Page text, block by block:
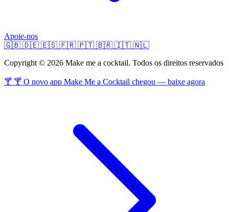
Apoie-nos
🇬🇧 🇩🇪 🇪🇸 🇫🇷 🇵🇹 🇧🇷 🇮🇹 🇳🇱
Copyright © 2026 Make me a cocktail. Todos os direitos reservados
🍸 🍸 O novo app Make Me a Cocktail chegou — baixe agora